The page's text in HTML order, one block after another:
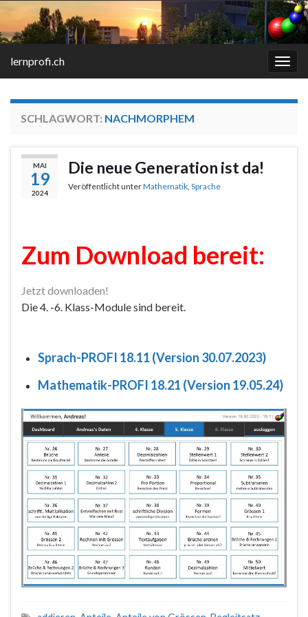
lernprofi.ch
SCHLAGWORT: NACHMORPHEM
MAI
19
2024
Die neue Generation ist da!
Veröffentlicht unterMathematik Sprache
Zum Download bereit:
Jetzt downloaden!
Die 4. -6. Klass-Module sind bereit.
Sprach-PROFI 18.11 (Version 30.07.2023)
Mathematik-PROFI 18.21 (Version 19.05.24)